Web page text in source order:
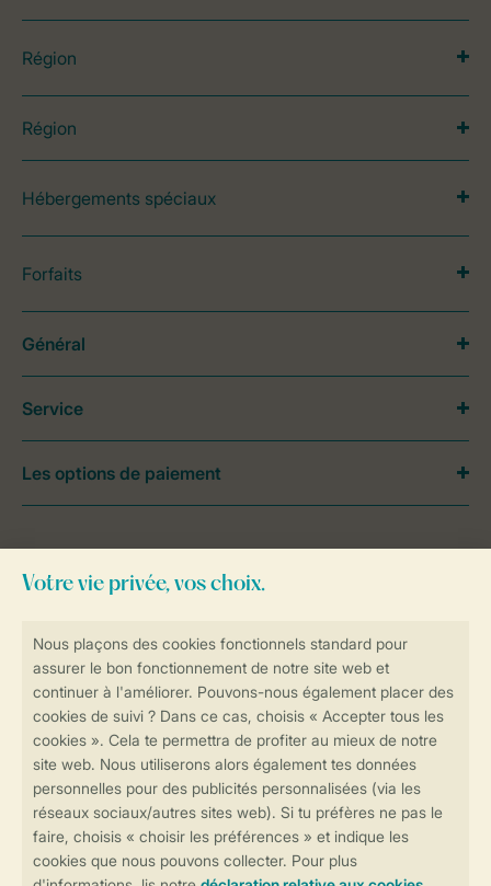
Réservations en ligne rapides et sécurisées
Transmission sécurisée des données
Paiement sécurisé
Région
Région
Hébergements spéciaux
Forfaits
contactez notreContact Center.
Général
Service
Les options de paiement